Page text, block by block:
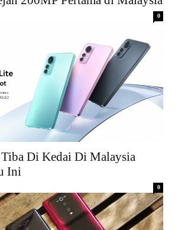
0
Di Kedai Di Malaysia
Ini
0